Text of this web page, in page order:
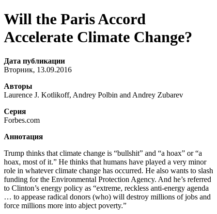
Will the Paris Accord
Accelerate Climate Change?
Дата публикации
Вторник, 13.09.2016
Авторы
Laurence J. Kotlikoff, Andrey Polbin and Andrey Zubarev
Серия
Forbes.com
Аннотация
Trump thinks that climate change is “bullshit” and “a hoax” or “a
hoax, most of it.” He thinks that humans have played a very minor
role in whatever climate change has occurred. He also wants to slash
funding for the Environmental Protection Agency. And he’s referred
to Clinton’s energy policy as “extreme, reckless anti-energy agenda
… to appease radical donors (who) will destroy millions of jobs and
force millions more into abject poverty.”